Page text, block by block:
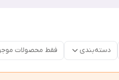
دسته‌بندی فقط محصولات